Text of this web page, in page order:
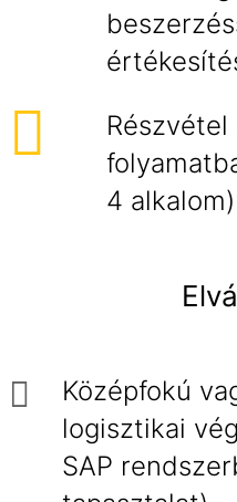
4
Középfokú
logisztikai
SAP